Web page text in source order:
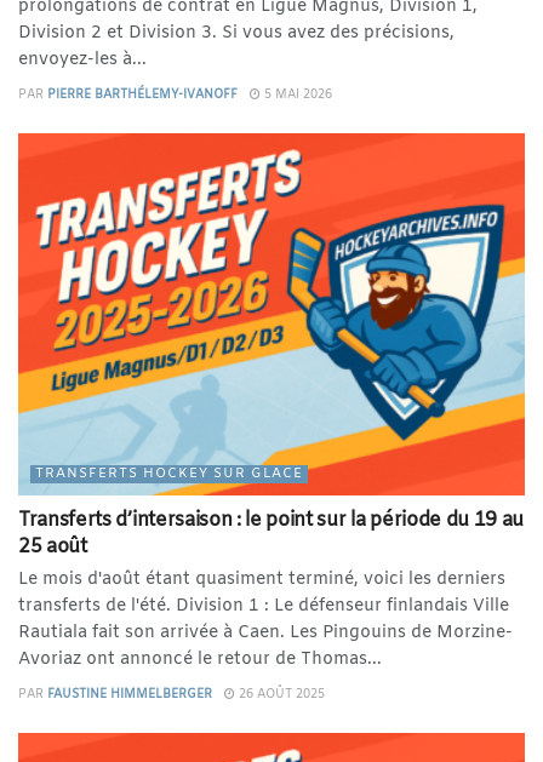
prolongations de contrat en Ligue Magnus, Division 1,
Division 2 et Division 3. Si vous avez des précisions,
envoyez-les à...
PAR PIERRE BARTHÉLEMY-IVANOFF 5 MAI 2026
TRANSFERTS HOCKEY SUR GLACE
Transferts d’intersaison : le point sur la période du 19 au
25 août
Le mois d'août étant quasiment terminé, voici les derniers
transferts de l'été. Division 1 : Le défenseur finlandais Ville
Rautiala fait son arrivée à Caen. Les Pingouins de Morzine-
Avoriaz ont annoncé le retour de Thomas...
PAR FAUSTINE HIMMELBERGER 26 AOÛT 2025